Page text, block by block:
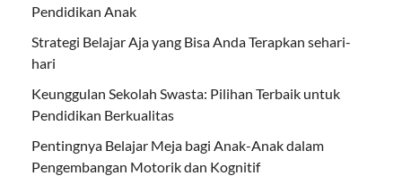
Pendidikan Anak
Strategi Belajar Aja yang Bisa Anda Terapkan sehari-
hari
Keunggulan Sekolah Swasta: Pilihan Terbaik untuk
Pendidikan Berkualitas
Pentingnya Belajar Meja bagi Anak-Anak dalam
Pengembangan Motorik dan Kognitif